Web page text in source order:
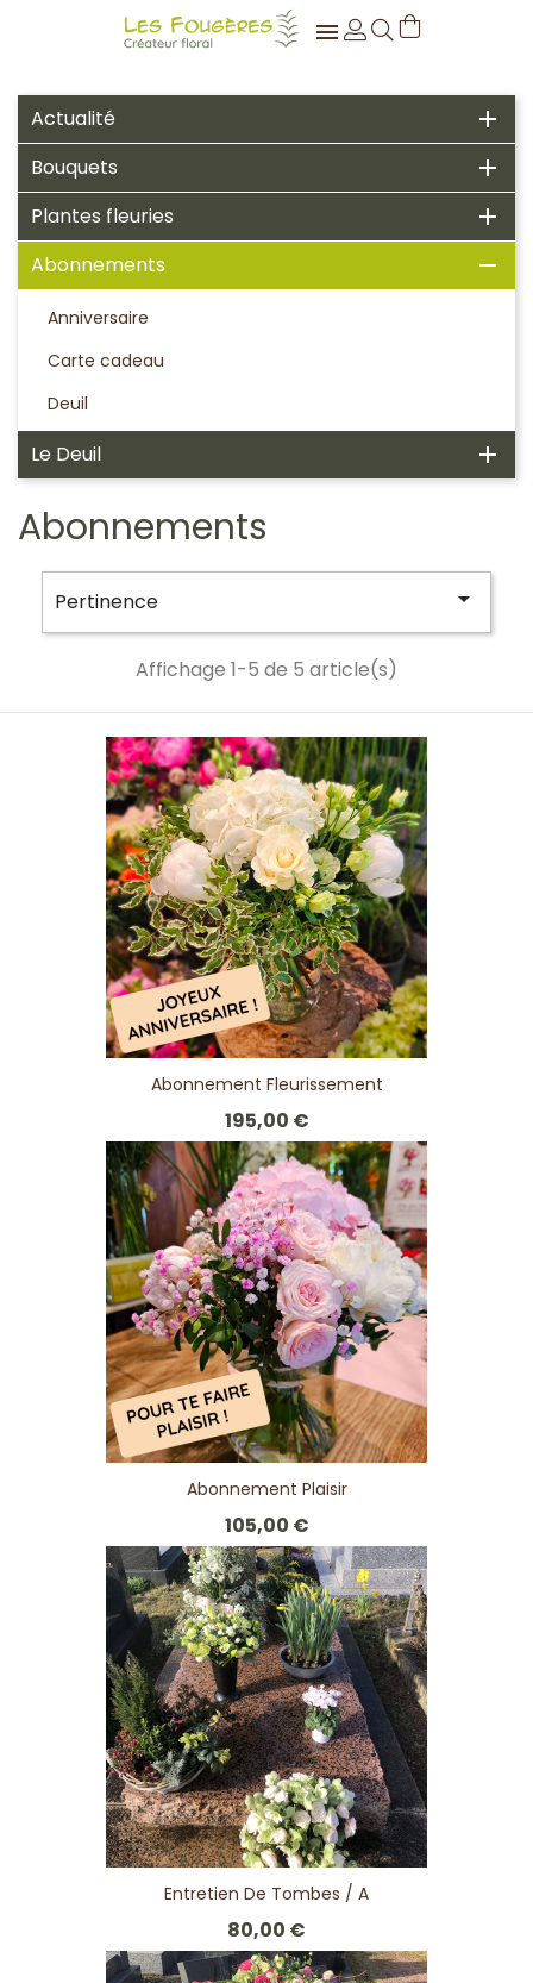

Actualité 
Bouquets 
Plantes fleuries 
Abonnements 
Anniversaire
Carte cadeau
Deuil
Le Deuil 
Abonnements
Pertinence 
Affichage 1-5 de 5 article(s)
Abonnement Fleurissement
195,00 €
Abonnement Plaisir
105,00 €
Entretien De Tombes / A
80,00 €